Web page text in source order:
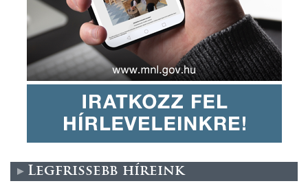
Legfrissebb híreink